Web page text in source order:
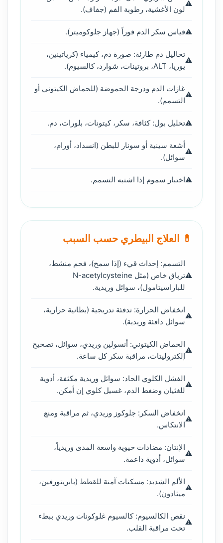
لون الأغشية، رطوبة الفم (جفاف).
قياس سكر الدم فوراً (جهاز جلوكوميتر).
تحاليل دم طارئة: صورة دم، كيمياء (كرياتينين،
يوريا، ALT، بروتينات، شوارد، كالسيوم).
غازات الدم ودرجة الحموضة (للحماض الكيتوني أو
التسمم).
تحليل بول: كثافة، سكر، كيتونات، بلورات، دم.
أشعة سينية أو سونار للبطن (انسداد، أورام،
سوائل).
اختبار سموم إذا اشتبه التسمم.
💊 العلاج البيطري حسب السبب
التسمم: إحداث قيء (إذا سمح)، فحم منشط،
ترياق خاص (مثل N-acetylcysteine
للباراسيتامول)، سوائل وريدية.
انخفاض الحرارة: تدفئة تدريجية (بطانية حرارية،
سوائل دافئة وريدية).
الحماض الكيتوني: أنسولين وريدي، سوائل، تصحيح
إلكتروليتات، مراقبة سكر كل ساعة.
الفشل الكلوي الحاد: سوائل وريدية مكثفة، أدوية
للغثيان وضغط الدم، غسيل كلوي إن أمكن.
انخفاض السكر: جلوكوز وريدي، ثم مراقبة ومنع
الانتكاس.
الإنتان: مضادات حيوية واسعة المدى وريدياً،
سوائل، أدوية داعمة.
الألم الشديد: مسكنات آمنة للقطط (بابرينورفين،
ميثادون).
نقص الكالسيوم: كالسيوم غلوكونات وريدي ببطء
تحت مراقبة القلب.